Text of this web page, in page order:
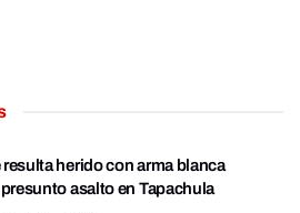
resulta herido con arma blanca
asalto en Tapachula